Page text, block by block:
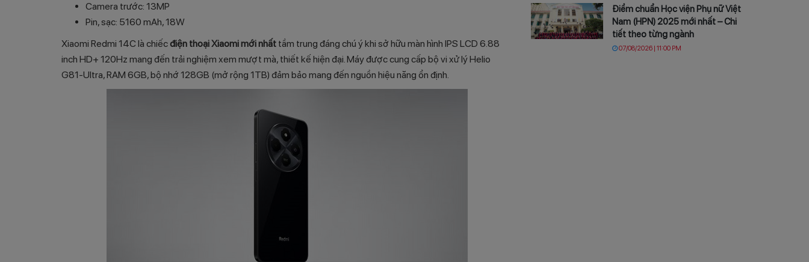
Camera trước: 13MP
Pin, sạc: 5160 mAh, 18W
Xiaomi Redmi 14C là chiếcđiện thoại Xiaomi mới nhất tầm trung đáng chú ý khi sở hữu màn hình IPS LCD 6.88
inch HD+ 120Hz mang đến trải nghiệm xem mượt mà, thiết kế hiện đại. Máy được cung cấp bộ vi xử lý Helio
G81-Ultra, RAM 6GB, bộ nhớ 128GB (mở rộng 1TB) đảm bảo mang đến nguồn hiệu năng ổn định.
Điểm chuẩn Học viện Phụ nữ Việt
Nam (HPN) 2025 mới nhất – Chi
tiết theo từng ngành
07/08/2026 | 11:00 PM